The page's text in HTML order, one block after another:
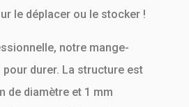
le déplacer ou le stocker !
notre mange-
durer. La structure est
de diamètre et 1 mm